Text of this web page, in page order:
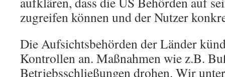
zugreifen können und der Nutzer
Die Aufsichtsbehörden der Länder
Kontrollen an. Maßnahmen wie z.B.
Betriebsschließungen drohen. Wir